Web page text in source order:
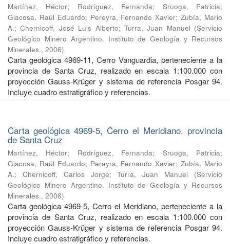
Martínez, Héctor; Rodríguez, Fernanda; Sruoga, Patricia;
Giacosa, Raúl Eduardo; Pereyra, Fernando Xavier;Zubía, Mario
A.;Chernicoff, José Luis Alberto; Turra, Juan Manuel (Servicio
Geológico Minero Argentino. Instituto de Geología y Recursos
Minerales., 2006)
Carta geológica 4969-11, Cerro Vanguardia, perteneciente a la
provincia de Santa Cruz, realizado en escala 1:100.000 con
proyección Gauss-Krüger y sistema de referencia Posgar 94.
Incluye cuadro estratigráfico y referencias.
Carta geológica 4969-5, Cerro el Meridiano, provincia
de Santa Cruz
Martínez, Héctor; Rodríguez, Fernanda; Sruoga, Patricia;
Giacosa, Raúl Eduardo; Pereyra, Fernando Xavier;Zubía, Mario
A.; Chernicoff, Carlos Jorge;Turra, Juan Manuel (Servicio
Geológico Minero Argentino. Instituto de Geología y Recursos
Minerales., 2006)
Carta geológica 4969-5, Cerro el Meridiano, perteneciente a la
provincia de Santa Cruz, realizado en escala 1:100.000 con
proyección Gauss-Krüger y sistema de referencia Posgar 94.
Incluye cuadro estratigráfico y referencias.